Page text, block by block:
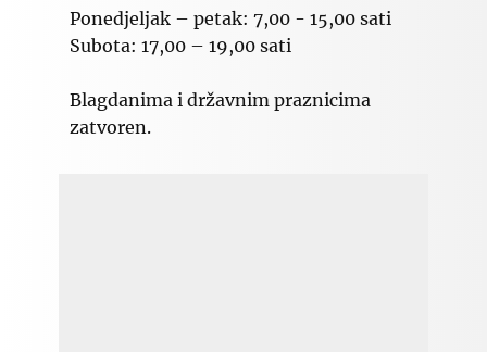
Ponedjeljak – petak: 7,00 - 15,00 sati
Subota: 17,00 – 19,00 sati
Blagdanima i državnim praznicima
zatvoren.